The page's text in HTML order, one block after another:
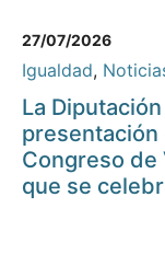
27/07/2026
Igualdad,
La
presentación
Congreso de
que se